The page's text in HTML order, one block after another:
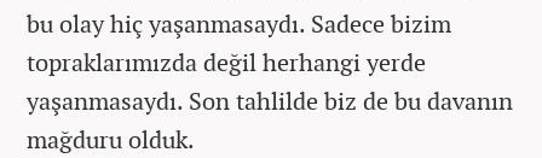
bu olay hiç yaşanmasaydı. Sadece bizim
topraklarımızda değil herhangi yerde
yaşanmasaydı. Son tahlilde biz de bu davanın
mağduru olduk.